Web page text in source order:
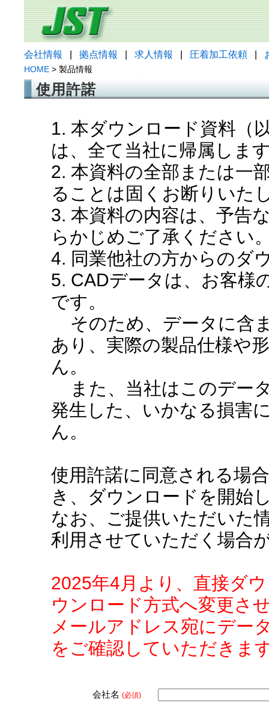
会社情報 拠点情報 求人情報 圧着加工依頼
HOME > 製品情報
使用許諾
1. 本ダウンロード資料（
は、全て当社に帰属しま
2. 本資料の全部または一
ることは固くお断りいた
3. 本資料の内容は、予告
らかじめご了承ください
4. 同業他社の方からのダ
5. CADデータは、お客様
です。
そのため、データに含
あり、実際の製品仕様や
ん。
また、当社はこのデー
発生した、いかなる損害
ん。
使用許諾に同意される場
き、ダウンロードを開始
なお、ご提供いただいた
利用させていただく場合
2025年4月より、直接ダ
ウンロード方式へ変更さ
メールアドレス宛にデー
をご確認していただきま
会社名 (必須)